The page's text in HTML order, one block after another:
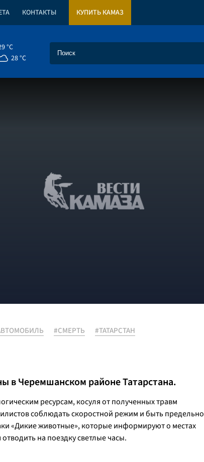
КОНТАКТЫ КУПИТЬ КАМАЗ
°C
28 °C
#СМЕРТЬ
#ТАТАРСТАН
в Черемшанском районе Татарстана.
ресурсам, косуля от полученных травм
соблюдать скоростной режим и быть предельно
«Дикие животные», которые информируют о местах
на поездку светлые часы.